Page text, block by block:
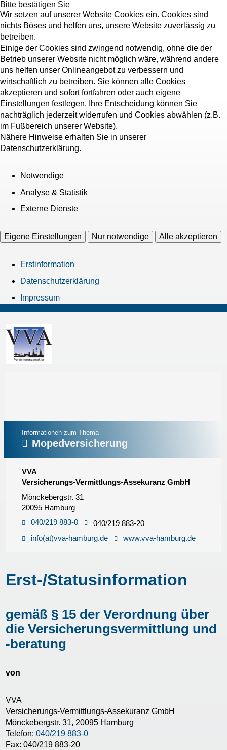
Bitte bestätigen Sie
Wir setzen auf unserer Website Cookies ein. Cookies sind
nichts Böses und helfen uns, unsere Website zuverlässig zu
betreiben.
Einige der Cookies sind zwingend notwendig, ohne die der
Betrieb unserer Website nicht möglich wäre, während andere
uns helfen unser Onlineangebot zu verbessern und
wirtschaftlich zu betreiben. Sie können alle Cookies
akzeptieren und sofort fortfahren oder auch eigene
Einstellungen festlegen. Ihre Entscheidung können Sie
nachträglich jederzeit widerrufen und Cookies abwählen (z.B.
im Fußbereich unserer Website).
Nähere Hinweise erhalten Sie in unserer
Datenschutzerklärung.
Notwendige
Analyse & Statistik
Externe Dienste
Eigene Einstellungen Nur notwendige Alle akzeptieren
Erstinformation
Datenschutzerklärung
Impressum
Informationen zum Thema
Mopedversicherung
VVA
Versicherungs-Vermittlungs-Assekuranz GmbH
Mönckebergstr. 31
20095 Hamburg
040/219 883-0
040/219 883-20
info(at)vva-hamburg.de
www.vva-hamburg.de
Erst-/Statusinformation
gemäß § 15 der Verordnung über
die Versicherungsvermittlung und
-beratung
von
VVA
Versicherungs-Vermittlungs-Assekuranz GmbH
Mönckebergstr. 31, 20095 Hamburg
Telefon:040/219 883-0
Fax: 040/219 883-20